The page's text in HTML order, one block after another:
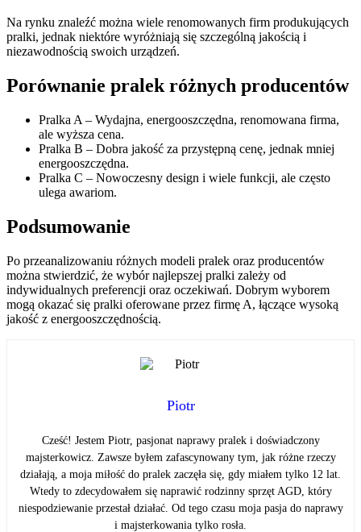
Na rynku znaleźć można wiele renomowanych firm produkujących
pralki, jednak niektóre wyróżniają się szczególną jakością i
niezawodnością swoich urządzeń.
Porównanie pralek różnych producentów
Pralka A – Wydajna, energooszczędna, renomowana firma,
ale wyższa cena.
Pralka B – Dobra jakość za przystępną cenę, jednak mniej
energooszczędna.
Pralka C – Nowoczesny design i wiele funkcji, ale często
ulega awariom.
Podsumowanie
Po przeanalizowaniu różnych modeli pralek oraz producentów
można stwierdzić, że wybór najlepszej pralki zależy od
indywidualnych preferencji oraz oczekiwań. Dobrym wyborem
mogą okazać się pralki oferowane przez firmę A, łączące wysoką
jakość z energooszczędnością.
Piotr
Cześć! Jestem Piotr, pasjonat naprawy pralek i doświadczony
majsterkowicz. Zawsze byłem zafascynowany tym, jak różne rzeczy
działają, a moja miłość do pralek zaczęła się, gdy miałem tylko 12 lat.
Wtedy to zdecydowałem się naprawić rodzinny sprzęt AGD, który
niespodziewanie przestał działać. Od tego czasu moja pasja do naprawy
i majsterkowania tylko rosła.